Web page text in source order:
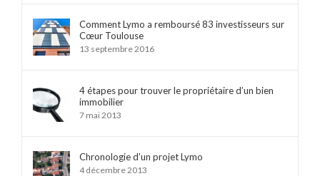
Comment Lymo a remboursé 83 investisseurs sur
Cœur Toulouse
13 septembre 2016
4 étapes pour trouver le propriétaire d’un bien
immobilier
7 mai 2013
Chronologie d’un projet Lymo
4 décembre 2013